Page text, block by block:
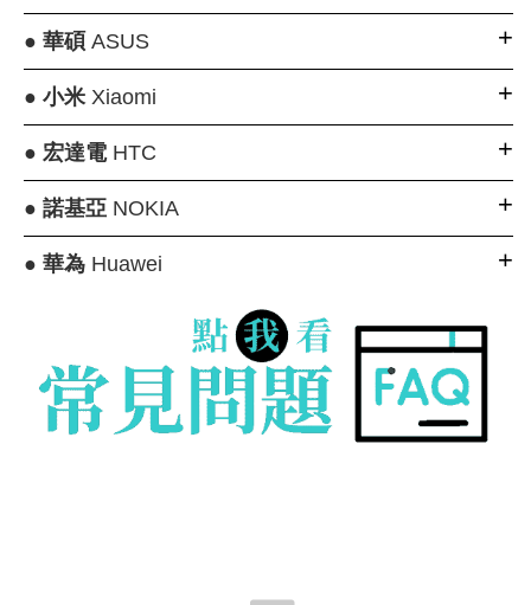
● 華碩 ASUS
● 小米Xiaomi
● 宏達電HTC
● 諾基亞NOKIA
● 華為Huawei